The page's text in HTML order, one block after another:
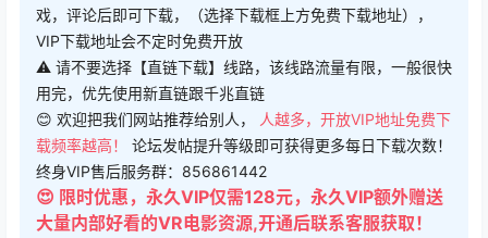
戏，评论后即可下载，（选择下载框上方免费下载地址），
VIP下载地址会不定时免费开放
⚠ 请不要选择【直链下载】线路，该线路流量有限，一般很快
用完，优先使用新直链跟千兆直链
😊 欢迎把我们网站推荐给别人，
人越多，开放VIP地址免费下
载频率越高！ 论坛发帖提升等级即可获得更多每日下载次数！
终身VIP售后服务群：856861442
😍 限时优惠，永久VIP仅需128元，永久VIP额外赠送
大量内部好看的VR电影资源,开通后联系客服获取！